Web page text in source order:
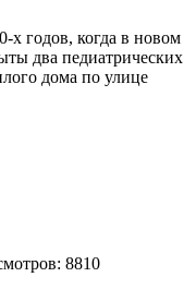
х годов, когда в новом
два педиатрических
дома по улице
8810